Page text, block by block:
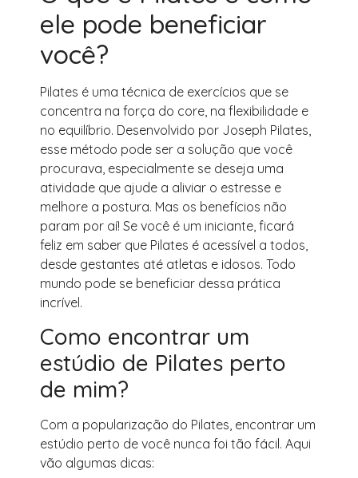
ele pode beneficiar
você?
Pilates é uma técnica de exercícios que se
concentra na força do core, na flexibilidade e
no equilíbrio. Desenvolvido por Joseph Pilates,
esse método pode ser a solução que você
procurava, especialmente se deseja uma
atividade que ajude a aliviar o estresse e
melhore a postura. Mas os benefícios não
param por aí! Se você é um iniciante, ficará
feliz em saber que Pilates é acessível a todos,
desde gestantes até atletas e idosos. Todo
mundo pode se beneficiar dessa prática
incrível.
Como encontrar um
estúdio de Pilates perto
de mim?
Com a popularização do Pilates, encontrar um
estúdio perto de você nunca foi tão fácil. Aqui
vão algumas dicas: